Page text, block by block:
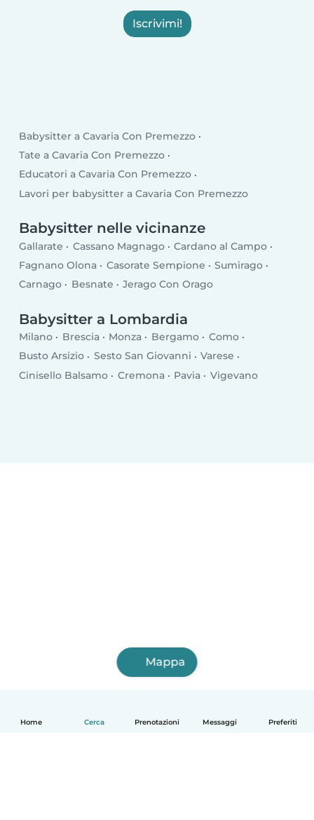
Home Cerca Prenotazioni Messaggi Preferiti
Iscrivimi!
Babysitter a Cavaria Con Premezzo
Tate a Cavaria Con Premezzo
Educatori a Cavaria Con Premezzo
Lavori per babysitter a Cavaria Con Premezzo
Babysitter nelle vicinanze
Gallarate Cassano Magnago
Cardano al Campo
Fagnano Olona
Casorate Sempione
Sumirago
Carnago
Besnate Jerago Con Orago
Babysitter a Lombardia
Milano Brescia Monza Bergamo
Como
Busto Arsizio
Sesto San Giovanni
Varese
Cinisello Balsamo
Cremona Pavia Vigevano
Mappa